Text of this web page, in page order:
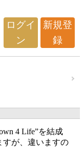
ログイ
ン
新規登
録
4 Life”を結成
すが、違いますの